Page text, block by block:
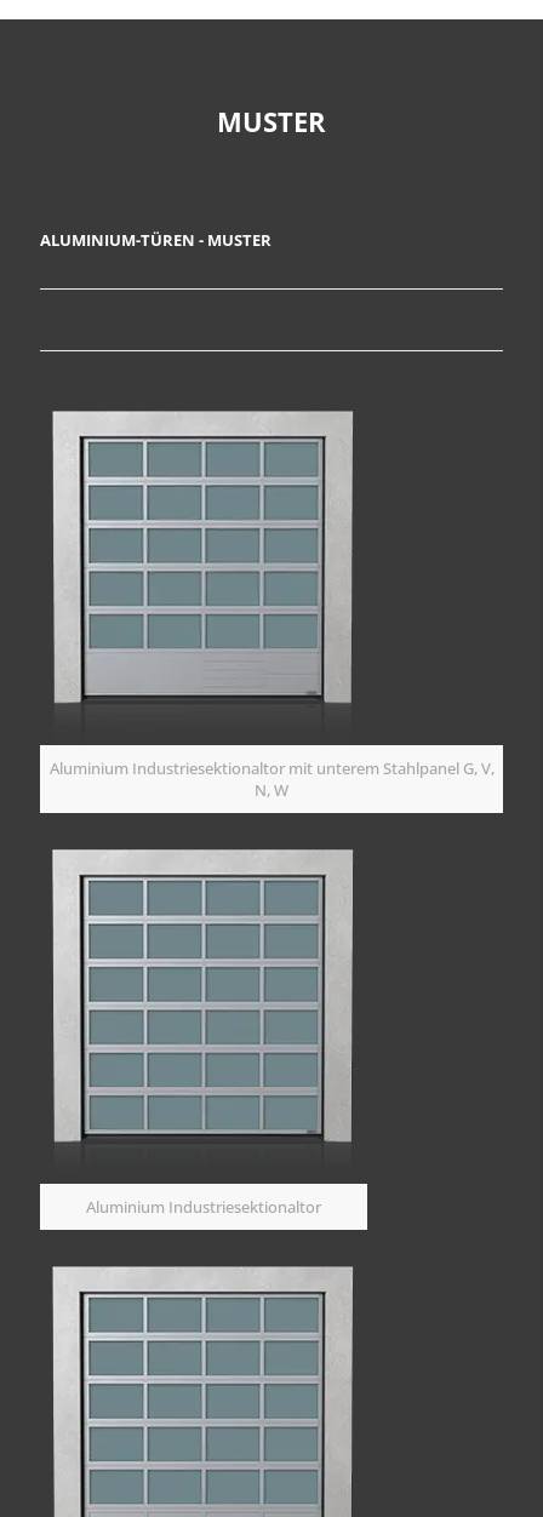
MUSTER
ALUMINIUM-TÜREN - MUSTER
Aluminium Industriesektionaltor mit unterem Stahlpanel G, V,
N, W
Aluminium Industriesektionaltor